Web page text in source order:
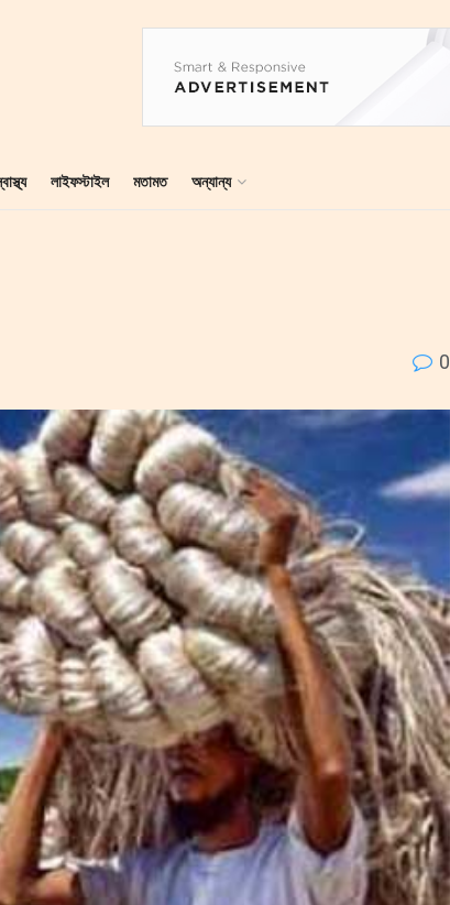
লাইফস্টাইল মতামত অন্যান্য
0